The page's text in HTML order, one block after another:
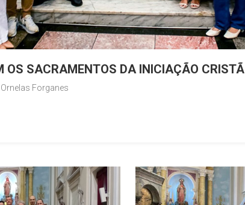
OS SACRAMENTOS DA INICIAÇÃO CRISTÃ
Forganes